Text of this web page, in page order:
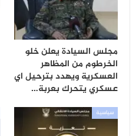
مجلس السيادة يعلن خلو
الخرطوم من المظاهر
العسكرية ويهدد بترحيل اي
عسكري يتحرك بعربة…
سياسية